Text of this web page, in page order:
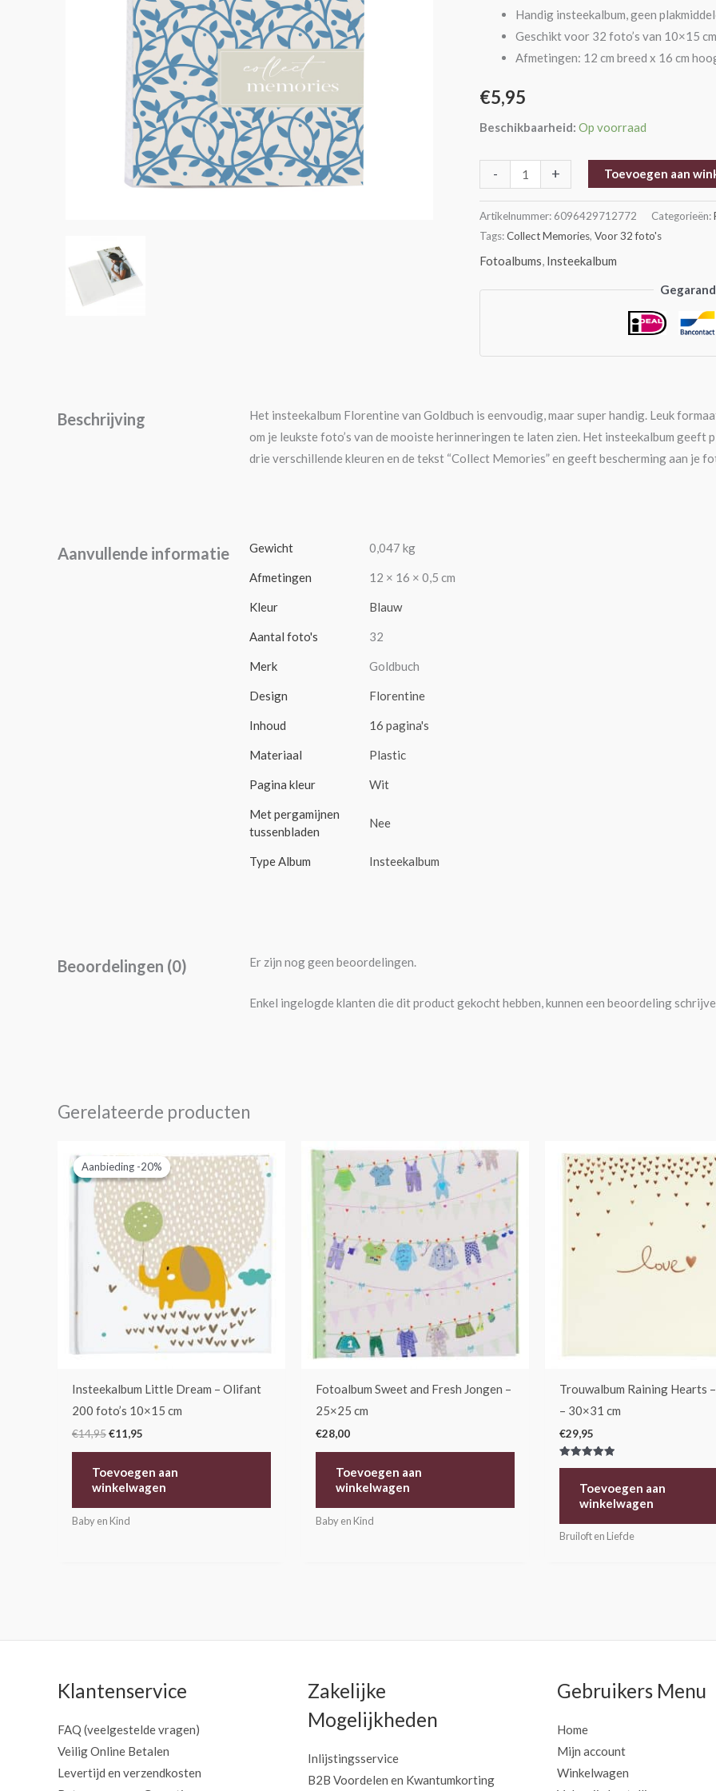
Handig insteekalbum, geen
Geschikt voor 32 foto’s van 10×15 cm
Afmetingen: 12 cm breed x 16 cm
€5,95
Beschikbaarheid: Op voorraad
-
Blauw
aantal
+ Toevoegen aan
Artikelnummer: 6096429712772 Categorieën:
Tags:Collect Memories, Voor 32 foto's
Fotoalbums, Insteekalbum
Beschrijving
Het insteekalbum Florentine van Goldbuch is eenvoudig, maar super handig. Leuk
om je leukste foto’s van de mooiste herinneringen te laten zien. Het insteekalbum
drie verschillende kleuren en de tekst “Collect Memories” en geeft bescherming aan je
Aanvullende informatie Gewicht 0,047 kg
Afmetingen 12 × 16 × 0,5 cm
Kleur Blauw
Aantal foto's 32
Merk Goldbuch
Design Florentine
Inhoud 16 pagina's
Materiaal Plastic
Pagina kleur Wit
Met pergamijnen
tussenbladen
Nee
Type Album Insteekalbum
Beoordelingen (0) Er zijn nog geen beoordelingen.
Enkel ingelogde klanten die dit product gekocht hebben, kunnen een beoordeling
Gerelateerde producten
Aanbieding -20%
Aanbieding -20%
Insteekalbum Little Dream – Olifant
200 foto’s 10×15 cm
€14,95
prijs
was:
€14,95.
€11,95
prijs
is:
€11,95.
Toevoegen aan
winkelwagen
Baby en Kind
Fotoalbum Sweet and Fresh Jongen –
25×25 cm
€28,00
Toevoegen aan
winkelwagen
Baby en Kind
Trouwalbum Raining Hearts
– 30×31 cm
€29,95
Gewaardeerd
Toevoegen aan
winkelwagen
Bruiloft en Liefde
Klantenservice
FAQ (veelgestelde vragen)
Veilig Online Betalen
Levertijd en verzendkosten
Zakelijke
Mogelijkheden
Inlijstingsservice
B2B Voordelen en Kwantumkorting
Gebruikers Menu
Home
Mijn account
Winkelwagen